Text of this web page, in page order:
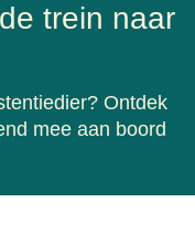
trein naar
Ontdek
mee aan boord